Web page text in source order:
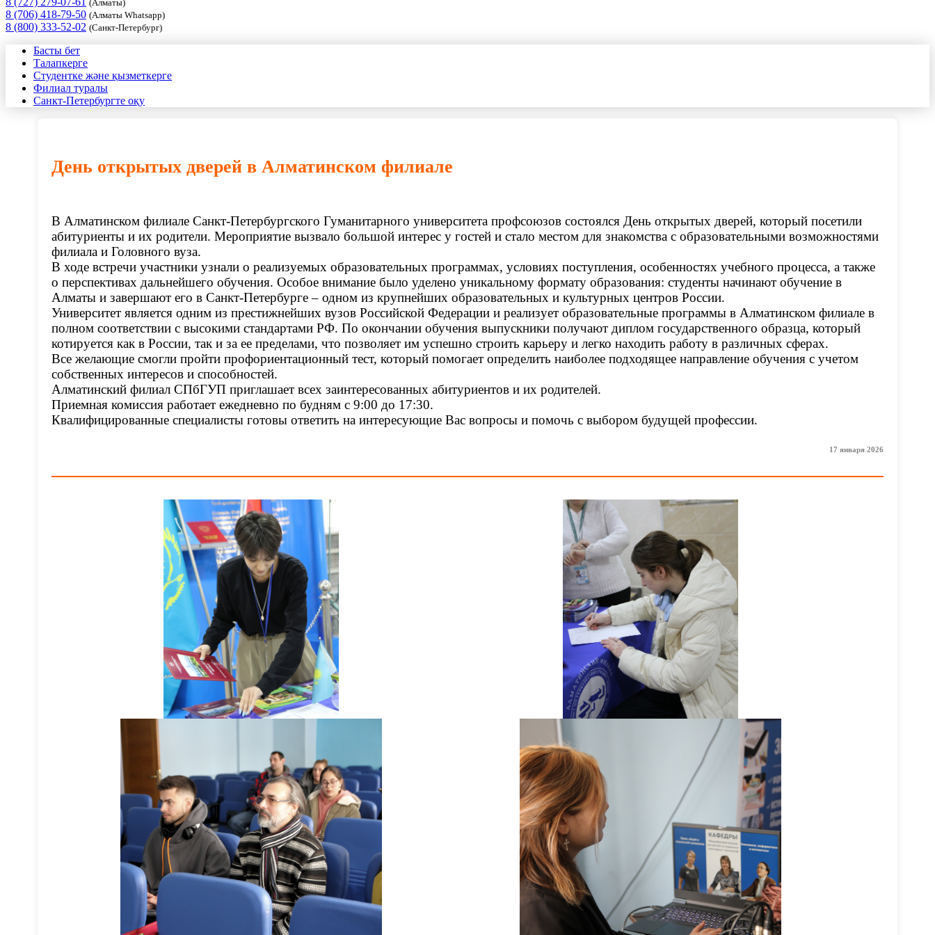
(Алматы)
8 (706) 418-79-50 (Алматы Whatsapp)
8 (800) 333-52-02 (Санкт-Петербург)
Басты бет
Талапкерге
Студентке және қызметкерге
Филиал туралы
Санкт-Петербургте оқу
День открытых дверей в Алматинском филиале
В Алматинском филиале Санкт-Петербургского Гуманитарного университета профсоюзов состоялся День открытых дверей, который посетили
абитуриенты и их родители. Мероприятие вызвало большой интерес у гостей и стало местом для знакомства с образовательными возможностями
филиала и Головного вуза.
В ходе встречи участники узнали о реализуемых образовательных программах, условиях поступления, особенностях учебного процесса, а также
о перспективах дальнейшего обучения. Особое внимание было уделено уникальному формату образования: студенты начинают обучение в
Алматы и завершают его в Санкт-Петербурге – одном из крупнейших образовательных и культурных центров России.
Университет является одним из престижнейших вузов Российской Федерации и реализует образовательные программы в Алматинском филиале в
полном соответствии с высокими стандартами РФ. По окончании обучения выпускники получают диплом государственного образца, который
котируется как в России, так и за ее пределами, что позволяет им успешно строить карьеру и легко находить работу в различных сферах.
Все желающие смогли пройти профориентационный тест, который помогает определить наиболее подходящее направление обучения с учетом
собственных интересов и способностей.
Алматинский филиал СПбГУП приглашает всех заинтересованных абитуриентов и их родителей.
Приемная комиссия работает ежедневно по будням с 9:00 до 17:30.
Квалифицированные специалисты готовы ответить на интересующие Вас вопросы и помочь с выбором будущей профессии.
17 января 2026